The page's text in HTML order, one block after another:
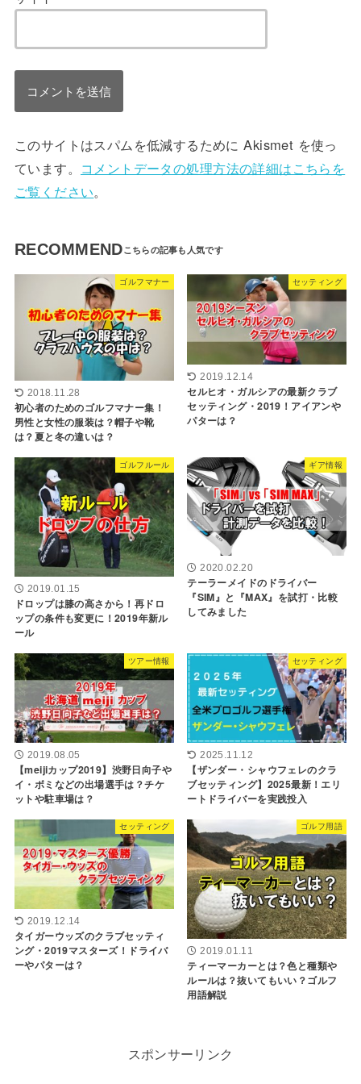
このサイトはスパムを低減するために Akismet を使っ
ています。 コメントデータの処理方法の詳細はこちらを
ご覧ください。
RECOMMEND
ゴルフマナー
2018.11.28
初心者のためのゴルフマナー集！
男性と女性の服装は？帽子や靴
は？夏と冬の違いは？
セッティング
2019.12.14
セルヒオ・ガルシアの最新クラブ
セッティング・2019！アイアンや
パターは？
ゴルフルール
2019.01.15
ドロップは膝の高さから！再ドロ
ップの条件も変更に！2019年新ル
ール
ギア情報
2020.02.20
テーラーメイドのドライバー
『SIM』と『MAX』を試打・比較
してみました
ツアー情報
2019.08.05
【meijiカップ2019】渋野日向子や
イ・ボミなどの出場選手は？チケ
ットや駐車場は？
セッティング
2025.11.12
【ザンダー・シャウフェレのクラ
ブセッティング】2025最新！エリ
ートドライバーを実践投入
セッティング
2019.12.14
タイガーウッズのクラブセッティ
ング・2019マスターズ！ドライバ
ーやパターは？
ゴルフ用語
2019.01.11
ティーマーカーとは？色と種類や
ルールは？抜いてもいい？ゴルフ
用語解説
スポンサーリンク